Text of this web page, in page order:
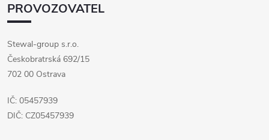
PROVOZOVATEL
Stewal-group s.r.o.
Českobratrská 692/15
702 00 Ostrava
IČ: 05457939
DIČ: CZ05457939